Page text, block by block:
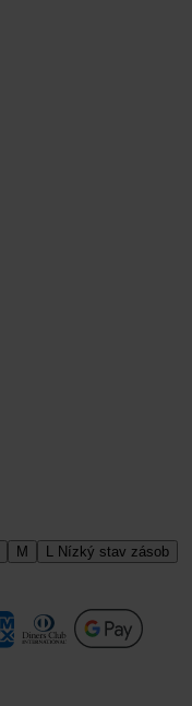
M L Nízký stav zásob